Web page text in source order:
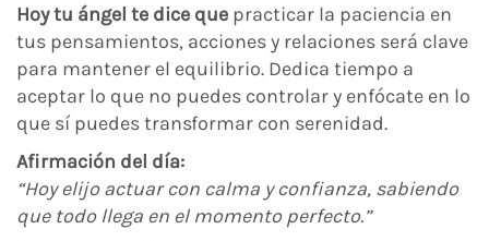
Hoy tu ángel te dice que practicar la paciencia en
tus pensamientos, acciones y relaciones será clave
para mantener el equilibrio. Dedica tiempo a
aceptar lo que no puedes controlar y enfócate en lo
que sí puedes transformar con serenidad.
Afirmación del día:
“Hoy elijo actuar con calma y confianza, sabiendo
que todo llega en el momento perfecto.”